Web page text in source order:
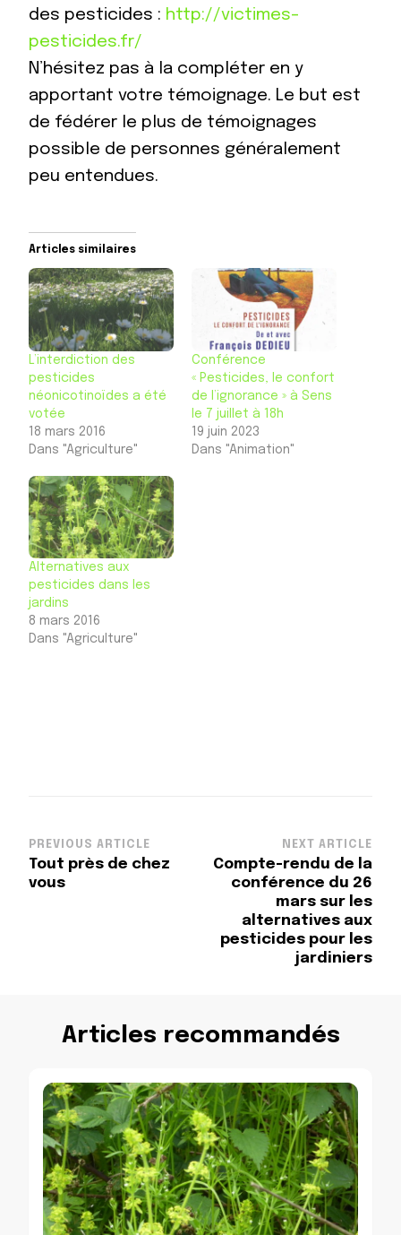
des pesticides : http://victimes-
pesticides.fr/
N’hésitez pas à la compléter en y
apportant votre témoignage. Le but est
de fédérer le plus de témoignages
possible de personnes généralement
peu entendues.
Articles similaires
L’interdiction des
pesticides
néonicotinoïdes a été
votée
18 mars 2016
Dans "Agriculture"
Conférence
« Pesticides, le confort
de l’ignorance » à Sens
le 7 juillet à 18h
19 juin 2023
Dans "Animation"
Alternatives aux
pesticides dans les
jardins
8 mars 2016
Dans "Agriculture"
Post
Navigation
PREVIOUS ARTICLE
Tout près de chez
vous
NEXT ARTICLE
Compte-rendu de la
conférence du 26
mars sur les
alternatives aux
pesticides pour les
jardiniers
Articles recommandés